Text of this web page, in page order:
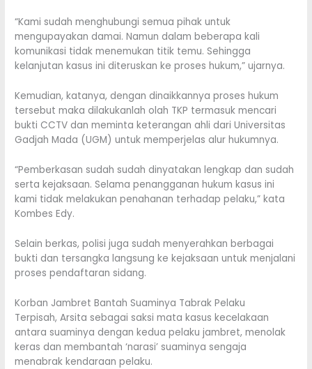
“Kami sudah menghubungi semua pihak untuk
mengupayakan damai. Namun dalam beberapa kali
komunikasi tidak menemukan titik temu. Sehingga
kelanjutan kasus ini diteruskan ke proses hukum,” ujarnya.
Kemudian, katanya, dengan dinaikkannya proses hukum
tersebut maka dilakukanlah olah TKP termasuk mencari
bukti CCTV dan meminta keterangan ahli dari Universitas
Gadjah Mada (UGM) untuk memperjelas alur hukumnya.
“Pemberkasan sudah sudah dinyatakan lengkap dan sudah
serta kejaksaan. Selama penangganan hukum kasus ini
kami tidak melakukan penahanan terhadap pelaku,” kata
Kombes Edy.
Selain berkas, polisi juga sudah menyerahkan berbagai
bukti dan tersangka langsung ke kejaksaan untuk menjalani
proses pendaftaran sidang.
Korban Jambret Bantah Suaminya Tabrak Pelaku
Terpisah, Arsita sebagai saksi mata kasus kecelakaan
antara suaminya dengan kedua pelaku jambret, menolak
keras dan membantah ‘narasi’ suaminya sengaja
menabrak kendaraan pelaku.